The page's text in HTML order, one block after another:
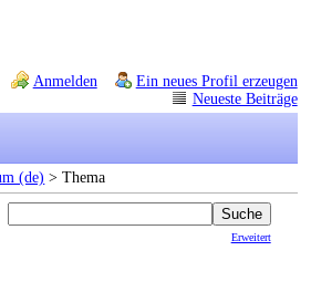
Anmelden
Ein neues Profil erzeugen
Neueste Beiträge
(de) > Thema
Erweitert